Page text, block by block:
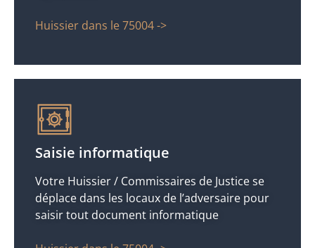
Huissier dans le 75004 ->
Saisie informatique
Votre Huissier / Commissaires de Justice se
déplace dans les locaux de l’adversaire pour
saisir tout document informatique